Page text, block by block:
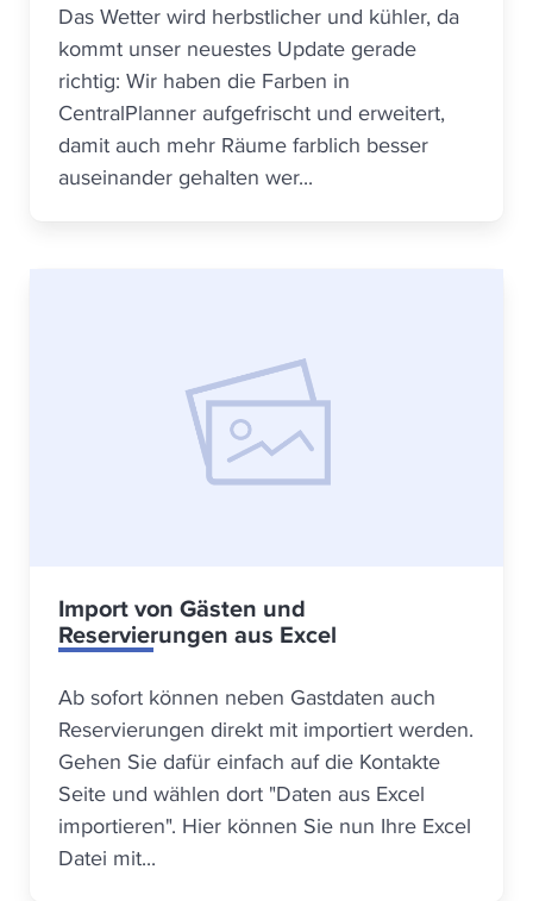
Das Wetter wird herbstlicher und kühler, da
kommt unser neuestes Update gerade
richtig: Wir haben die Farben in
CentralPlanner aufgefrischt und erweitert,
damit auch mehr Räume farblich besser
auseinander gehalten wer...
Import von Gästen und
Reservierungen aus Excel
Ab sofort können neben Gastdaten auch
Reservierungen direkt mit importiert werden.
Gehen Sie dafür einfach auf die Kontakte
Seite und wählen dort "Daten aus Excel
importieren". Hier können Sie nun Ihre Excel
Datei mit...